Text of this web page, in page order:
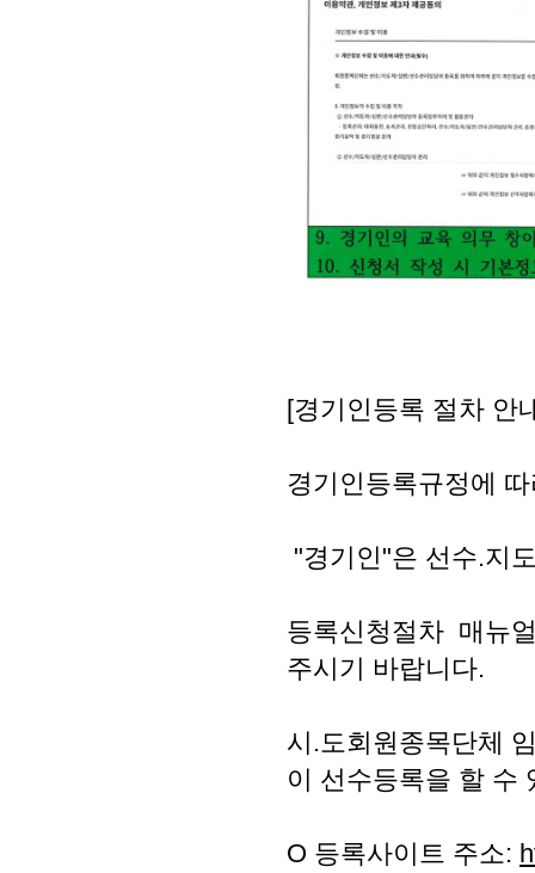
[경기인등록 절차 안
경기인등록규정에
"경기인"은 선수.지
등록신청절차 매뉴
주시기 바랍니다.
시.도회원종목단체
이 선수등록을 할 수
O 등록사이트 주소: